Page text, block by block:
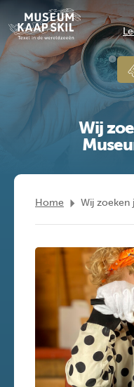
Wij
Home Wij zoeken